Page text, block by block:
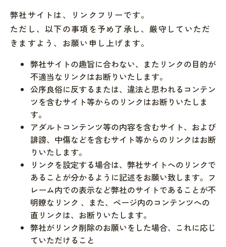
弊社サイトは、リンクフリーです。
ただし、以下の事項を予め了承し、厳守していただ
きますよう、お願い申し上げます。
弊社サイトの趣旨に合わない、またリンクの目的が
不適当なリンクはお断りいたします。
公序良俗に反するまたは、違法と思われるコンテン
ツを含むサイト等からのリンクはお断りいたしま
す。
アダルトコンテンツ等の内容を含むサイト、および
誹謗、中傷などを含むサイト等からのリンクはお断
りいたします。
リンクを設定する場合は、弊社サイトへのリンクで
あることが分かるように記述をお願い致します。フ
レーム内での表示など弊社のサイトであることが不
明瞭なリンク 、また、ページ内のコンテンツへの
直リンクは、お断りいたします。
弊社がリンク削除のお願いをした場合、これに応じ
ていただけること